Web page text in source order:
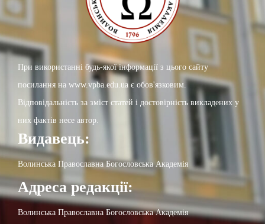
При використанні будь-якої інформації з цього сайту
посилання на www.vpba.edu.ua є обов'язковим.
Відповідальність за зміст статей і достовірність викладених у
них фактів несе автор.
Видавець:
Волинська Православна Богословська Академія
Адреса редакції:
Волинська Православна Богословська Академія